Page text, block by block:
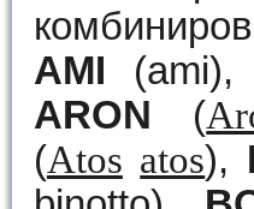
AMI (ami),
ARON (
(Atos atos),